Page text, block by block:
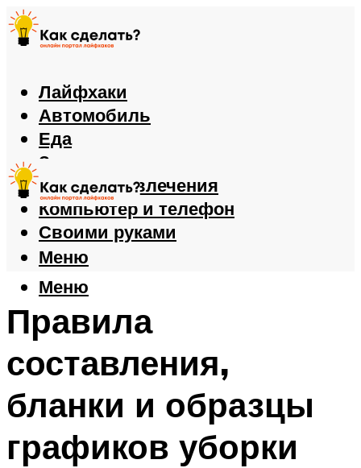
Лайфхаки
Автомобиль
Еда
Здоровье
Игры и развлечения
Компьютер и телефон
Своими руками
Меню
Меню
Правила
составления,
бланки и образцы
графиков уборки